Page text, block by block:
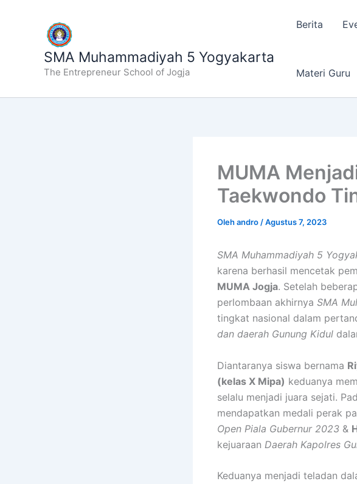
SMA Muhammadiyah 5 Yogyakarta
The Entrepreneur School of Jogja
Berita
Materi Guru
MUMA
Taekwondo
Olehandro /Agustus 7, 2023
SMA Muhammadiyah 5
karena berhasil mencetak
MUMA Jogja. Setelah
perlombaan akhirnya SMA
tingkat nasional dalam
dan daerah Gunung Kidul
Diantaranya siswa bernama
(kelas X Mipa) keduanya
selalu menjadi juara sejati.
mendapatkan medali perak
Open Piala Gubernur 2023 &
kejuaraan Daerah Kapolres
Keduanya menjadi teladan